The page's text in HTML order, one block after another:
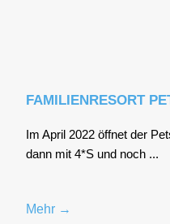
FAMILIENRESORT
Im April 2022 öff­net der
dann mit 4*S und noch ...
Mehr →